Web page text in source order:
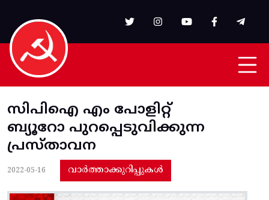
സിപിഐ എം പോളിറ്റ്‌
ബ്യൂറോ പുറപ്പെടുവിക്കുന്ന
പ്രസ്താവന
2022-05-16 വാർത്താക്കുറിപ്പുകൾ